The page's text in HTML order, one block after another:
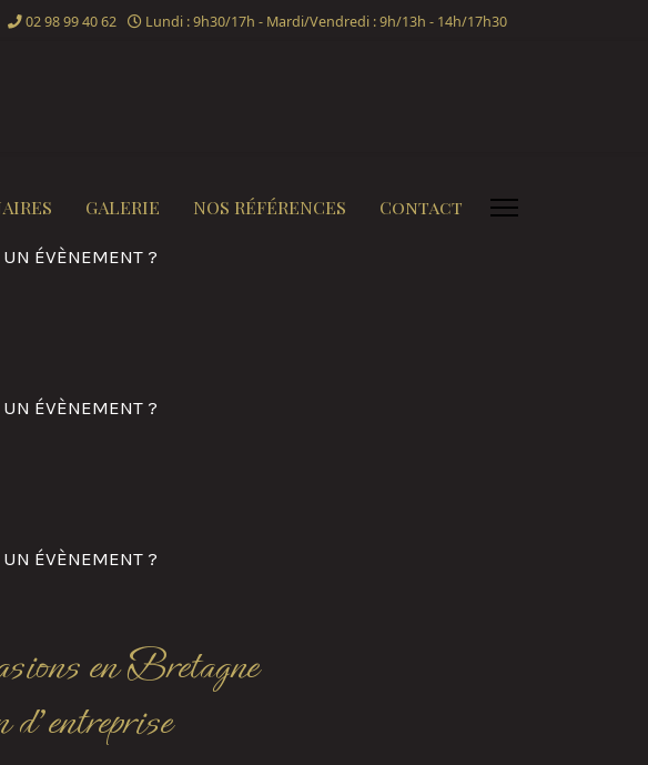
02 98 99 40 62 Lundi : 9h30/17h - Mardi/Vendredi : 9h/13h - 14h/17h30
GALERIE NOS RÉFÉRENCES Contact
UN ÉVÈNEMENT ?
UN ÉVÈNEMENT ?
UN ÉVÈNEMENT ?
en Bretagne
d'entreprise